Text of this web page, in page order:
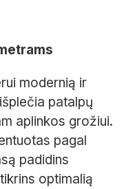
modernią ir
patalpų
aplinkos grožiui.
pagal
padidins
optimalią